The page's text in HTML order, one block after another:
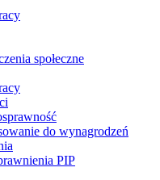
społeczne
do wynagrodzeń
PIP